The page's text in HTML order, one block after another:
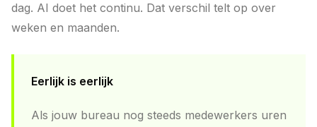
dag. AI doet het continu. Dat verschil telt op over
weken en maanden.
Eerlijk is eerlijk
Als jouw bureau nog steeds medewerkers uren